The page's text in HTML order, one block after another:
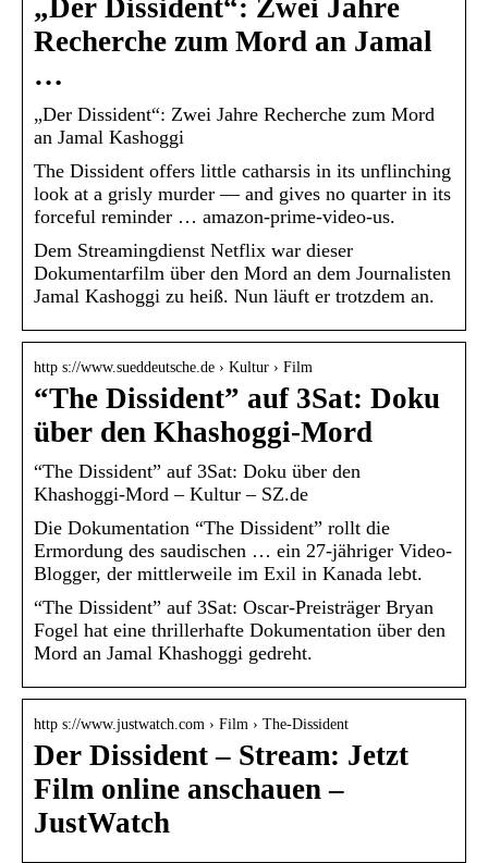
„Der Dissident“: Zwei Jahre
Recherche zum Mord an Jamal
…
„Der Dissident“: Zwei Jahre Recherche zum Mord
an Jamal Kashoggi
The Dissident offers little catharsis in its unflinching
look at a grisly murder — and gives no quarter in its
forceful reminder … amazon-prime-video-us.
Dem Streamingdienst Netflix war dieser
Dokumentarfilm über den Mord an dem Journalisten
Jamal Kashoggi zu heiß. Nun läuft er trotzdem an.
http s://www.sueddeutsche.de › Kultur › Film
“The Dissident” auf 3Sat: Doku
über den Khashoggi-Mord
“The Dissident” auf 3Sat: Doku über den
Khashoggi-Mord – Kultur – SZ.de
Die Dokumentation “The Dissident” rollt die
Ermordung des saudischen … ein 27-jähriger Video-
Blogger, der mittlerweile im Exil in Kanada lebt.
“The Dissident” auf 3Sat: Oscar-Preisträger Bryan
Fogel hat eine thrillerhafte Dokumentation über den
Mord an Jamal Khashoggi gedreht.
http s://www.justwatch.com › Film › The-Dissident
Der Dissident – Stream: Jetzt
Film online anschauen –
JustWatch